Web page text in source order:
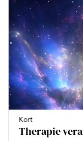
Kort
Therapie